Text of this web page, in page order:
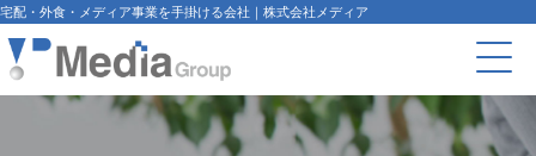
宅配・外食・メディア事業を手掛ける会社｜株式会社メディア
お問い合わせ